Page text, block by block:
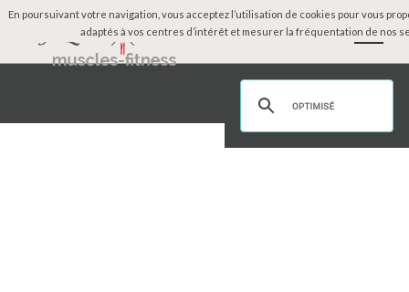
Accueil
Physique des célébrités
En poursuivant votre navigation, vous acceptez l’utilisation de cookies pour vous
adaptés à vos centres d’intérêt et mesurer la fréquentation de nos